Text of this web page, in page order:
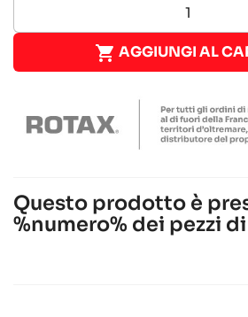
 AGGIUNGI AL
Questo prodotto è
%numero% dei pezzi